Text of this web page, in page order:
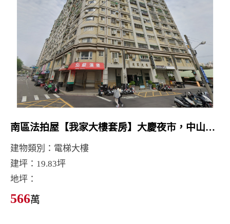
南區法拍屋【我家大樓套房】大慶夜市，中山醫學大學
建物類別：電梯大樓
建坪：19.83坪
地坪：
566萬